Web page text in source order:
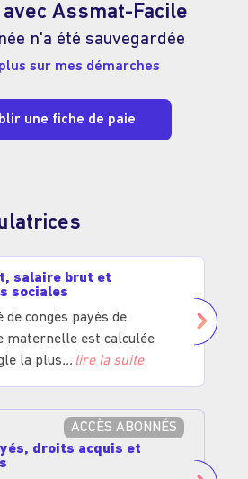
Assmat-Facile
n'a été sauvegardée
sur mes démarches
une fiche de paie
salaire brut et
sociales
de congés payés de
maternelle est calculée
la plus
lire la suite
ACCÈS ABONNÉS
droits acquis et